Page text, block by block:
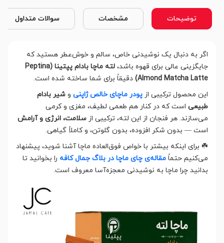
توضیحات مشخصات سوالات متداول
اگر به دنبال یک نوشیدنی خاص، سالم و خوش‌عطر هستید که
جایگزینی عالی برای قهوه باشد،
لته ماچا بادام پپتینا (Peptina
Almond Matcha Latte) دقیقاً برای شما ساخته شده است.
این محصول ترکیبی از پودر ماچای خالص ژاپنی و شیر بادام
طبیعی است که در کنار هم طعمی لطیف، مغزی و کرمی
می‌سازند. هر فنجان از این لته، ترکیبی از سلامت، انرژی و آرامش
است — بدون شکر افزوده، بدون گلوتن، و کاملاً گیاهی.
☘️ برای اینکه بیشتر با خواص فوق‌العاده ماچا آشنا شوید، پیشنهاد
می‌کنیم حتماً مقاله‌ی چای ماچا در بلاگ جمال کافه را بخوانید تا
بدانید چرا ماچا به نوشیدنی معجزه‌آسا معروف است.